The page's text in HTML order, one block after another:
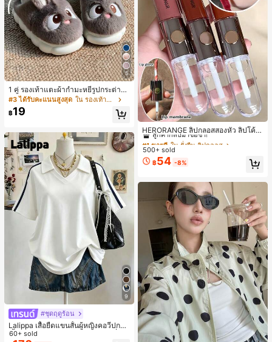
5
1 คู่ รองเท้าแตะผ้ากำมะหยี่รูปกระต่าย
สำหรับผู้หญิง, อบอุ่นและสบาย, เหมาะ
สำหรับใส่ลำลองในฤดูใบไม้ร่วง/ฤดูหน
าว, รองเท้าบ้านผู้หญิงหรูหราใหม่, ส้นเ
รับฤดูหนาวที่อบอุ่น, รองเท้าแตะผ้ากำม
ะหยี่น่ารัก, ของขวัญปีใหม่/วันวาเลนไท
น์ในอุดมคติ, รองเท้าแตะคู่รัก, ของขวั
ญวันแม่, สวน, ของตกแต่งห้องครัว, ฤดู
ร้อน, ชายหาด, ของใช้จำเป็นสำหรับกา
รเดินทาง, ของตกแต่งห้อง, นุ่มนิ่ม, การ
สำเร็จการศึกษา, ชั้นวางรองเท้า, ประห
ยัดพื้นที่จัดเก็บ, กลางแจ้ง, สวน, พิธีสำเ
ร็จการศึกษา, พิธีจบการศึกษา, ยินดีด้ว
ยบัณฑิต, บัณฑิตที่สำเร็จการศึกษา, ผู้ก
ล่าวคำอำลา, เรียนจบ, งานเลี้ยงจบการ
#3 ได้รับคะแนนสูงสุด ใน รองเท้าแตะใส่ในบ้าน
฿19
9
#ชุดฤดูร้อน
Lalippa เสื้อยืดแขนสั้นผู้หญิงคอวีปกคอ
เสื้อไหล่ตก สายถัก งานคราฟต์แฟชั่นมิ
60+ sold
HERORANGE ลิปกลอสสองหัว ลิปโค้ท
กันน้ำ กันเหงื่อ ติดทนนาน ไม่ติดคัพ ชิน
นามอน มิลค์ที เคลียร์ นู้ด กระจก ลิปสติ
ก เป็นมิตรกับผู้เริ่มต้น ของขวัญปาร์ตี้วั
นหยุดนักเรียน
#1 ขายดี ใน ยั่งยืน ลิปกลอส
ลูกค้ากลับมาซื้อซ้ำ!
#1 ขายดี ใน ยั่งยืน ลิปกลอส
ลูกค้ากลับมาซื้อซ้ำ!
#1 ขายดี ใน ยั่งยืน ลิปกลอส
ลูกค้ากลับมาซื้อซ้ำ!
#1 ขายดี ใน ยั่งยืน ลิปกลอส
500+ sold
฿54 -8%